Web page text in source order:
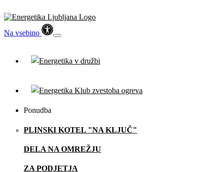
Na vsebino
Ponudba
PLINSKI KOTEL "NA KLJUČ"
DELA NA OMREŽJU
ZA PODJETJA